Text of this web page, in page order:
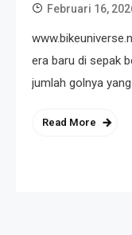
Februari 16,
era baru di sepak
jumlah golnya
Read More